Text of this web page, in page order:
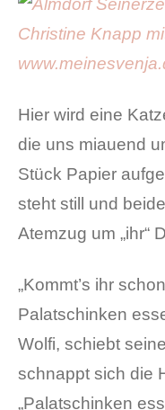
Hier wird eine
die uns miauend
Stück Papier
steht still und
Atemzug um „ihr“
„Kommt’s ihr
Palatschinken
Wolfi, schiebt
schnappt sich die
„Palatschinken